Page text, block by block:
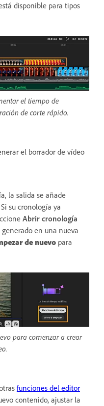
disponible para tipos
el tiempo de
de corte rápido.
el borrador de vídeo
la salida se añade
su cronología ya
Abrir cronología
en una nueva
de nuevo para
para comenzar a crear
funciones del editor
contenido, ajustar la